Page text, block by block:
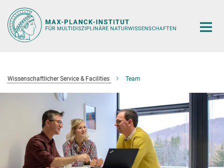
Hauptinhalt
Wissenschaftlicher Service & Facilities Team